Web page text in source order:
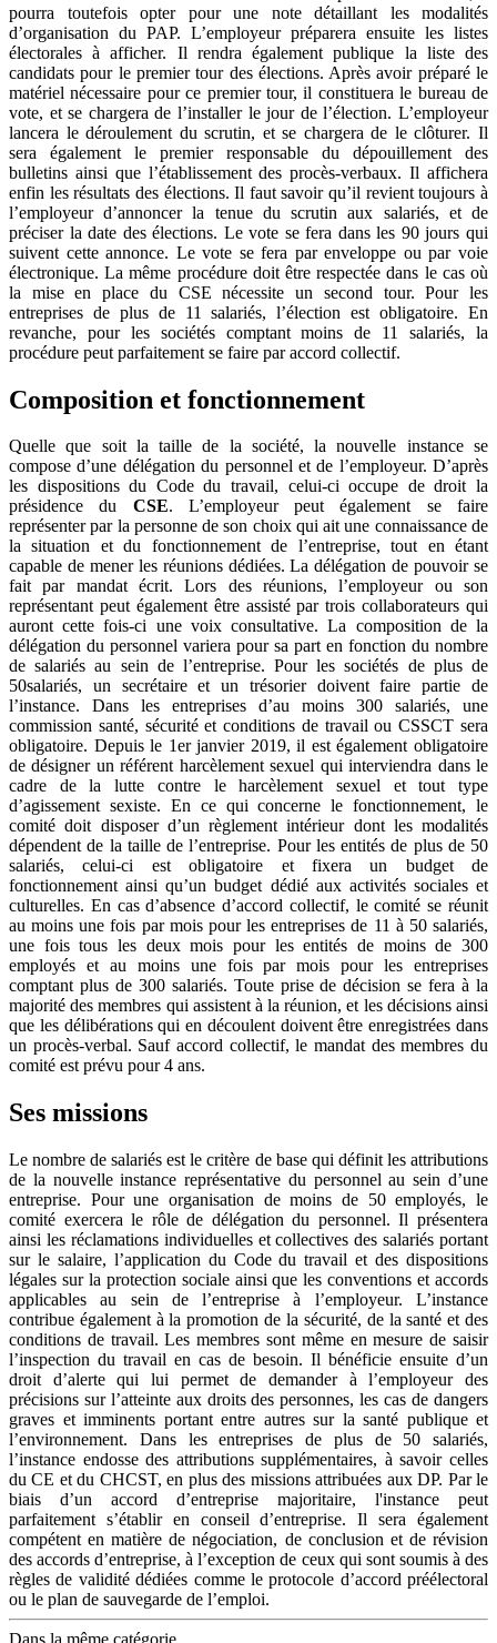
pourra toutefois opter pour une note détaillant les modalités
d’organisation du PAP. L’employeur préparera ensuite les listes
électorales à afficher. Il rendra également publique la liste des
candidats pour le premier tour des élections. Après avoir préparé le
matériel nécessaire pour ce premier tour, il constituera le bureau de
vote, et se chargera de l’installer le jour de l’élection. L’employeur
lancera le déroulement du scrutin, et se chargera de le clôturer. Il
sera également le premier responsable du dépouillement des
bulletins ainsi que l’établissement des procès-verbaux. Il affichera
enfin les résultats des élections. Il faut savoir qu’il revient toujours à
l’employeur d’annoncer la tenue du scrutin aux salariés, et de
préciser la date des élections. Le vote se fera dans les 90 jours qui
suivent cette annonce. Le vote se fera par enveloppe ou par voie
électronique. La même procédure doit être respectée dans le cas où
la mise en place du CSE nécessite un second tour. Pour les
entreprises de plus de 11 salariés, l’élection est obligatoire. En
revanche, pour les sociétés comptant moins de 11 salariés, la
procédure peut parfaitement se faire par accord collectif.
Composition et fonctionnement
Quelle que soit la taille de la société, la nouvelle instance se
compose d’une délégation du personnel et de l’employeur. D’après
les dispositions du Code du travail, celui-ci occupe de droit la
présidence du CSE. L’employeur peut également se faire
représenter par la personne de son choix qui ait une connaissance de
la situation et du fonctionnement de l’entreprise, tout en étant
capable de mener les réunions dédiées. La délégation de pouvoir se
fait par mandat écrit. Lors des réunions, l’employeur ou son
représentant peut également être assisté par trois collaborateurs qui
auront cette fois-ci une voix consultative. La composition de la
délégation du personnel variera pour sa part en fonction du nombre
de salariés au sein de l’entreprise. Pour les sociétés de plus de
50salariés, un secrétaire et un trésorier doivent faire partie de
l’instance. Dans les entreprises d’au moins 300 salariés, une
commission santé, sécurité et conditions de travail ou CSSCT sera
obligatoire. Depuis le 1er janvier 2019, il est également obligatoire
de désigner un référent harcèlement sexuel qui interviendra dans le
cadre de la lutte contre le harcèlement sexuel et tout type
d’agissement sexiste. En ce qui concerne le fonctionnement, le
comité doit disposer d’un règlement intérieur dont les modalités
dépendent de la taille de l’entreprise. Pour les entités de plus de 50
salariés, celui-ci est obligatoire et fixera un budget de
fonctionnement ainsi qu’un budget dédié aux activités sociales et
culturelles. En cas d’absence d’accord collectif, le comité se réunit
au moins une fois par mois pour les entreprises de 11 à 50 salariés,
une fois tous les deux mois pour les entités de moins de 300
employés et au moins une fois par mois pour les entreprises
comptant plus de 300 salariés. Toute prise de décision se fera à la
majorité des membres qui assistent à la réunion, et les décisions ainsi
que les délibérations qui en découlent doivent être enregistrées dans
un procès-verbal. Sauf accord collectif, le mandat des membres du
comité est prévu pour 4 ans.
Ses missions
Le nombre de salariés est le critère de base qui définit les attributions
de la nouvelle instance représentative du personnel au sein d’une
entreprise. Pour une organisation de moins de 50 employés, le
comité exercera le rôle de délégation du personnel. Il présentera
ainsi les réclamations individuelles et collectives des salariés portant
sur le salaire, l’application du Code du travail et des dispositions
légales sur la protection sociale ainsi que les conventions et accords
applicables au sein de l’entreprise à l’employeur. L’instance
contribue également à la promotion de la sécurité, de la santé et des
conditions de travail. Les membres sont même en mesure de saisir
l’inspection du travail en cas de besoin. Il bénéficie ensuite d’un
droit d’alerte qui lui permet de demander à l’employeur des
précisions sur l’atteinte aux droits des personnes, les cas de dangers
graves et imminents portant entre autres sur la santé publique et
l’environnement. Dans les entreprises de plus de 50 salariés,
l’instance endosse des attributions supplémentaires, à savoir celles
du CE et du CHCST, en plus des missions attribuées aux DP. Par le
biais d’un accord d’entreprise majoritaire, l'instance peut
parfaitement s’établir en conseil d’entreprise. Il sera également
compétent en matière de négociation, de conclusion et de révision
des accords d’entreprise, à l’exception de ceux qui sont soumis à des
règles de validité dédiées comme le protocole d’accord préélectoral
ou le plan de sauvegarde de l’emploi.